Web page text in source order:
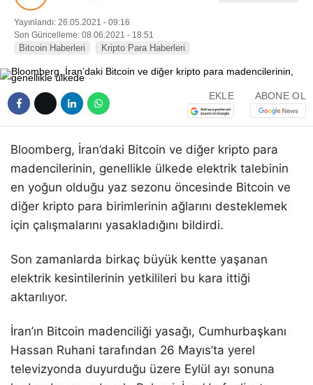
Yayınlandı: 26.05.2021 - 09:16
Son Güncelleme: 08.06.2021 - 18:51
Bitcoin Haberleri Kripto Para Haberleri
EKLE ABONE OL
Bloomberg, İran’daki Bitcoin ve diğer kripto para
madencilerinin, genellikle ülkede elektrik talebinin
en yoğun olduğu yaz sezonu öncesinde Bitcoin ve
diğer kripto para birimlerinin ağlarını desteklemek
için çalışmalarını yasakladığını bildirdi.
Son zamanlarda birkaç büyük kentte yaşanan
elektrik kesintilerinin yetkilileri bu kara ittiği
aktarılıyor.
İran’ın Bitcoin madenciliği yasağı, Cumhurbaşkanı
Hassan Ruhani tarafından 26 Mayıs’ta yerel
televizyonda duyurduğu üzere Eylül ayı sonuna